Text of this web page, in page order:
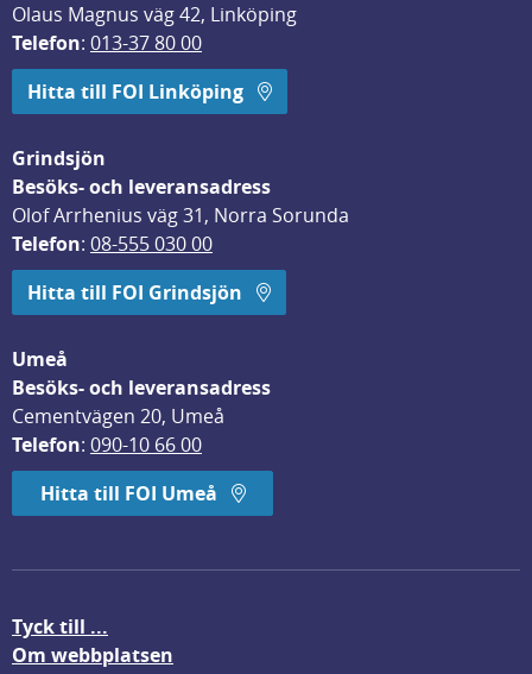
Olaus Magnus väg 42, Linköping
Telefon: 013-37 80 00
Hitta till FOI Linköping
Grindsjön
Besöks- och leveransadress
Olof Arrhenius väg 31, Norra Sorunda
Telefon: 08-555 030 00
Hitta till FOI Grindsjön
Umeå
Besöks- och leveransadress
Cementvägen 20, Umeå
Telefon: 090-10 66 00
Hitta till FOI Umeå
Tyck till ...
Om webbplatsen